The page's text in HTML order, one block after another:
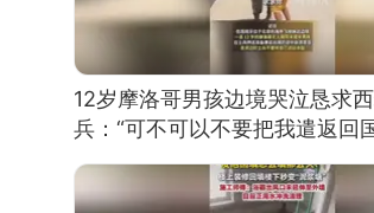
12岁摩洛哥男孩边境哭泣恳求
兵：“可不可以不要把我遣返回